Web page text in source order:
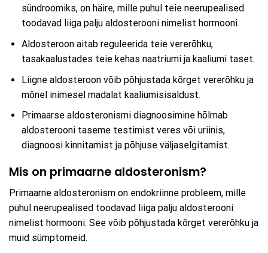
sündroomiks, on häire, mille puhul teie neerupealised
toodavad liiga palju aldosterooni nimelist hormooni.
Aldosteroon aitab reguleerida teie vererõhku,
tasakaalustades teie kehas naatriumi ja kaaliumi taset.
Liigne aldosteroon võib põhjustada kõrget vererõhku ja
mõnel inimesel madalat kaaliumisisaldust.
Primaarse aldosteronismi diagnoosimine hõlmab
aldosterooni taseme testimist veres või uriinis,
diagnoosi kinnitamist ja põhjuse väljaselgitamist.
Mis on primaarne aldosteronism?
Primaarne aldosteronism on endokriinne probleem, mille
puhul neerupealised toodavad liiga palju aldosterooni
nimelist hormooni. See võib põhjustada kõrget vererõhku ja
muid sümptomeid.